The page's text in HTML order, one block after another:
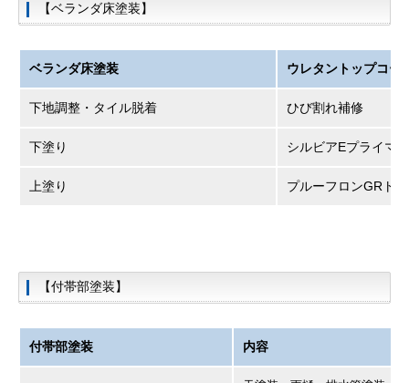
【ベランダ床塗装】
ベランダ床塗装 ウレタントップコー
下地調整・タイル脱着 ひび割れ補修
下塗り シルビアEプライマー
上塗り プルーフロンGRト
【付帯部塗装】
付帯部塗装 内容